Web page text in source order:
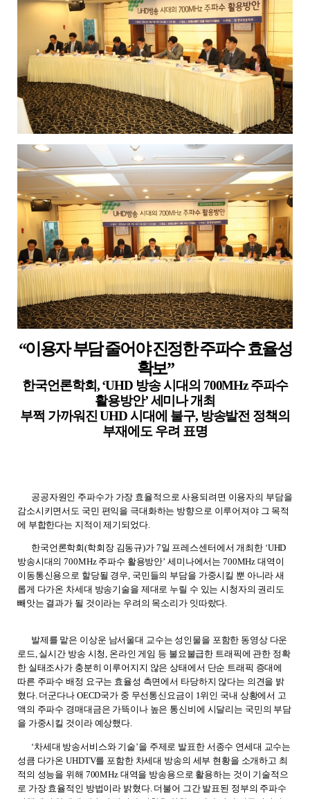
“이용자 부담 줄어야 진정한 주파수 효율성
확보”
한국언론학회, ‘UHD 방송 시대의 700MHz주파수
활용방안’세미나 개최
부쩍 가까워진UHD시대에 불구, 방송발전 정책의
부재에도 우려 표명
공공자원인 주파수가 가장 효율적으로 사용되려면 이용자의 부담을
감소시키면서도 국민 편익을 극대화하는 방향으로 이루어져야 그 목적
에 부합한다는 지적이 제기되었다.
한국언론학회(학회장 김동규)가 7일 프레스센터에서 개최한 ‘UHD
방송시대의700MHz 주파수 활용방안’ 세미나에서는700MHz대역이
이동통신용으로 할당될 경우 국민들의 부담을 가중시킬 뿐 아니라 새
롭게 다가온 차세대 방송기술을 제대로 누릴 수 있는 시청자의 권리도
빼앗는 결과가 될 것이라는 우려의 목소리가 잇따랐다
발제를 맡은 이상운 남서울대 교수는 성인물을 포함한 동영상 다운
로드, 실시간 방송 시청, 온라인 게임 등 불요불급한 트래픽에 관한 정확
한 실태조사가 충분히 이루어지지 않은 상태에서 단순 트래픽 증대에
따른 주파수 배정 요구는 효율성 측면에서 타당하지 않다는 의견을 밝
혔다. 더군다나 OECD국가 중 무선통신요금이 1위인 국내 상황에서 고
액의 주파수 경매대금은 가뜩이나 높은 통신비에 시달리는 국민의 부담
을 가중시킬 것이라 예상했다.
‘차세대 방송서비스와 기술’을 주제로 발표한 서종수 연세대 교수는
성큼 다가온UHDTV를 포함한 차세대 방송의 세부 현황을 소개하고 최
적의 성능을 위해 700MHz 대역을 방송용으로 활용하는 것이 기술적으
로 가장 효율적인 방법이라 밝혔다. 더불어 그간 발표된 정부의 주파수